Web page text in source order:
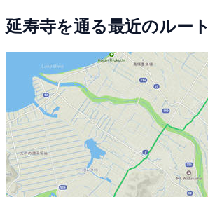
延寿寺を通る最近のルート